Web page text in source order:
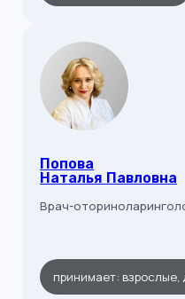
Попова
Наталья Павловна
Врач-
принимает: взрослые,